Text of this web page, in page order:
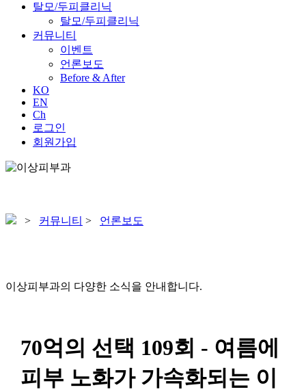
탈모/두피클리닉
탈모/두피클리닉
커뮤니티
이벤트
언론보도
Before & After
KO
EN
Ch
로그인
회원가입
> 커뮤니티 > 언론보도
이상피부과의 다양한 소식을 안내합니다.
70억의 선택 109회 - 여름에
피부 노화가 가속화되는 이